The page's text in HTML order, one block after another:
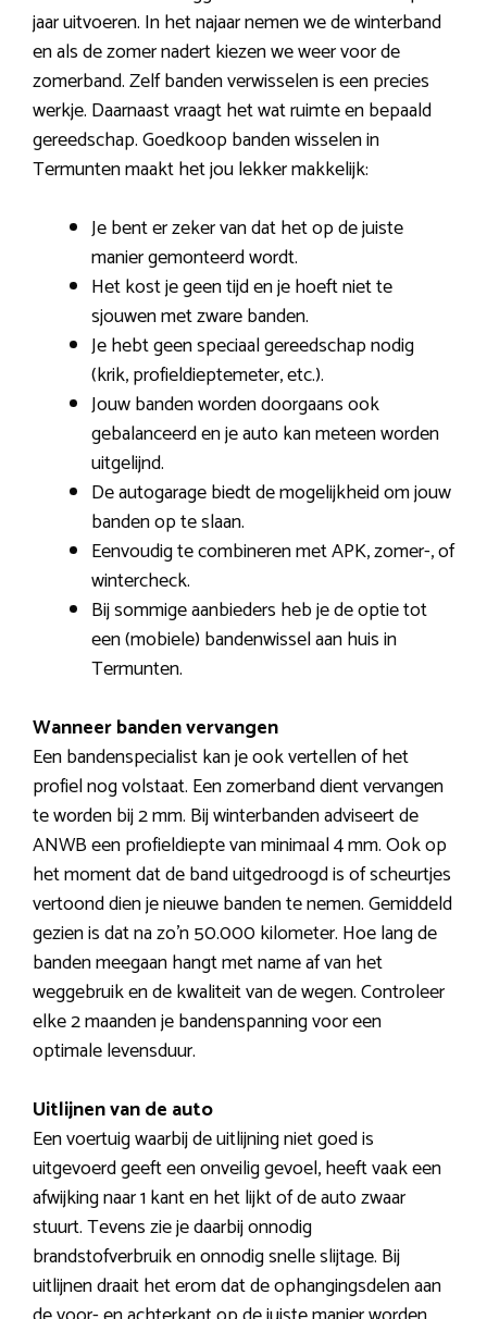
jaar uitvoeren. In het najaar nemen we de winterband
en als de zomer nadert kiezen we weer voor de
zomerband. Zelf banden verwisselen is een precies
werkje. Daarnaast vraagt het wat ruimte en bepaald
gereedschap. Goedkoop banden wisselen in
Termunten maakt het jou lekker makkelijk:
Je bent er zeker van dat het op de juiste
manier gemonteerd wordt.
Het kost je geen tijd en je hoeft niet te
sjouwen met zware banden.
Je hebt geen speciaal gereedschap nodig
(krik, profieldieptemeter, etc.).
Jouw banden worden doorgaans ook
gebalanceerd en je auto kan meteen worden
uitgelijnd.
De autogarage biedt de mogelijkheid om jouw
banden op te slaan.
Eenvoudig te combineren met APK, zomer-, of
wintercheck.
Bij sommige aanbieders heb je de optie tot
een (mobiele) bandenwissel aan huis in
Termunten.
Wanneer banden vervangen
Een bandenspecialist kan je ook vertellen of het
profiel nog volstaat. Een zomerband dient vervangen
te worden bij 2 mm. Bij winterbanden adviseert de
ANWB een profieldiepte van minimaal 4 mm. Ook op
het moment dat de band uitgedroogd is of scheurtjes
vertoond dien je nieuwe banden te nemen. Gemiddeld
gezien is dat na zo’n 50.000 kilometer. Hoe lang de
banden meegaan hangt met name af van het
weggebruik en de kwaliteit van de wegen. Controleer
elke 2 maanden je bandenspanning voor een
optimale levensduur.
Uitlijnen van de auto
Een voertuig waarbij de uitlijning niet goed is
uitgevoerd geeft een onveilig gevoel, heeft vaak een
afwijking naar 1 kant en het lijkt of de auto zwaar
stuurt. Tevens zie je daarbij onnodig
brandstofverbruik en onnodig snelle slijtage. Bij
uitlijnen draait het erom dat de ophangingsdelen aan